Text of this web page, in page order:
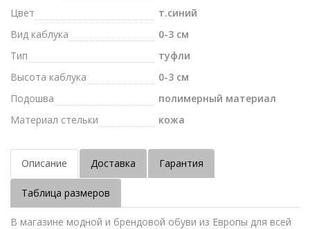
Цвет
т.синий
Вид каблука
0-3 см
Тип
туфли
Высота каблука
0-3 см
Подошва
полимерный материал
Материал стельки
кожа
Описание Доставка Гарантия
Таблица размеров
В магазине модной и брендовой обуви из Европы для всей